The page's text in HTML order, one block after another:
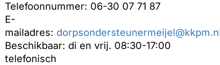
Telefoonnummer: 06-30 07 71 87
E-
mailadres:
Beschikbaar: di en vrij. 08:30-17:00
telefonisch